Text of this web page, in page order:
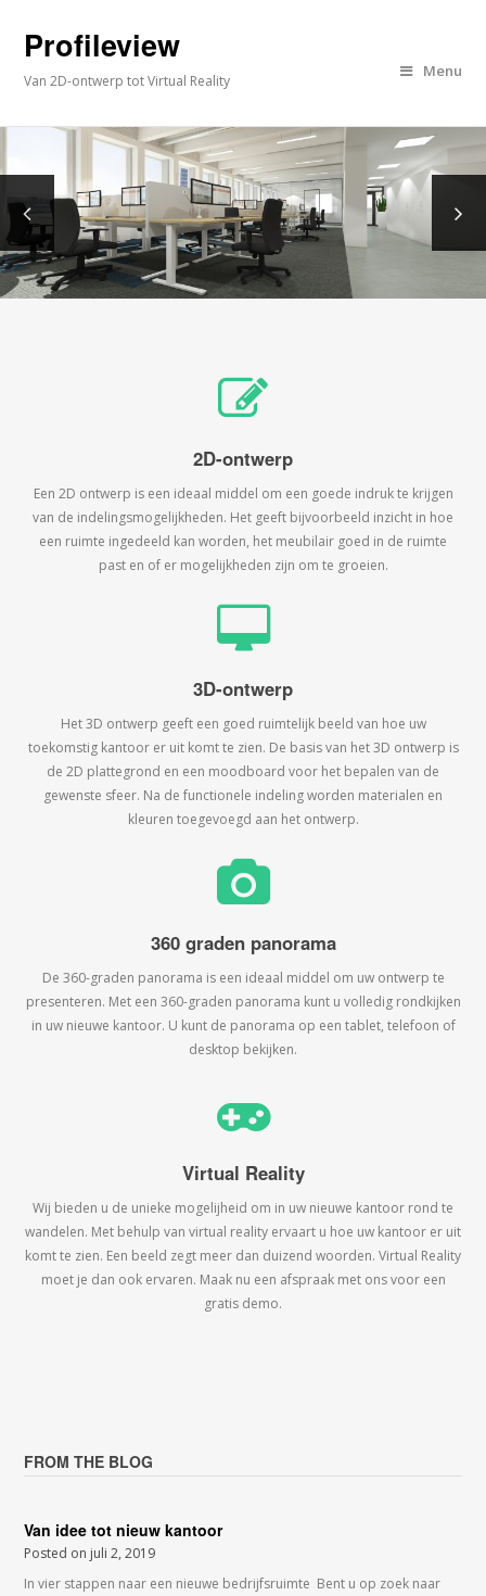
Profileview
Van 2D-ontwerp tot Virtual Reality
Menu
2D-ontwerp
Een 2D ontwerp is een ideaal middel om een goede indruk te krijgen
van de indelingsmogelijkheden. Het geeft bijvoorbeeld inzicht in hoe
een ruimte ingedeeld kan worden, het meubilair goed in de ruimte
past en of er mogelijkheden zijn om te groeien.
3D-ontwerp
Het 3D ontwerp geeft een goed ruimtelijk beeld van hoe uw
toekomstig kantoor er uit komt te zien. De basis van het 3D ontwerp is
de 2D plattegrond en een moodboard voor het bepalen van de
gewenste sfeer. Na de functionele indeling worden materialen en
kleuren toegevoegd aan het ontwerp.
360 graden panorama
De 360-graden panorama is een ideaal middel om uw ontwerp te
presenteren. Met een 360-graden panorama kunt u volledig rondkijken
in uw nieuwe kantoor. U kunt de panorama op een tablet, telefoon of
desktop bekijken.
Virtual Reality
Wij bieden u de unieke mogelijheid om in uw nieuwe kantoor rond te
wandelen. Met behulp van virtual reality ervaart u hoe uw kantoor er uit
komt te zien. Een beeld zegt meer dan duizend woorden. Virtual Reality
moet je dan ook ervaren. Maak nu een afspraak met ons voor een
gratis demo.
FROM THE BLOG
Van idee tot nieuw kantoor
Posted on juli 2, 2019
In vier stappen naar een nieuwe bedrijfsruimte Bent u op zoek naar